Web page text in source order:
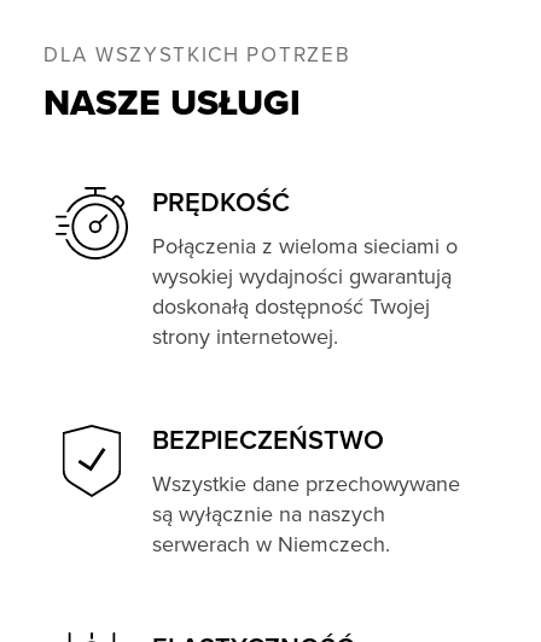
DLA WSZYSTKICH POTRZEB
NASZE USŁUGI
PRĘDKOŚĆ
Połączenia z wieloma sieciami o
wysokiej wydajności gwarantują
doskonałą dostępność Twojej
strony internetowej.
BEZPIECZEŃSTWO
Wszystkie dane przechowywane
są wyłącznie na naszych
serwerach w Niemczech.